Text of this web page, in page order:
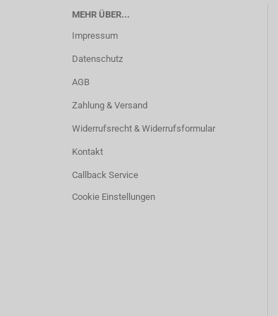
MEHR ÜBER...
Impressum
Datenschutz
AGB
Zahlung & Versand
Widerrufsrecht & Widerrufsformular
Kontakt
Callback Service
Cookie Einstellungen